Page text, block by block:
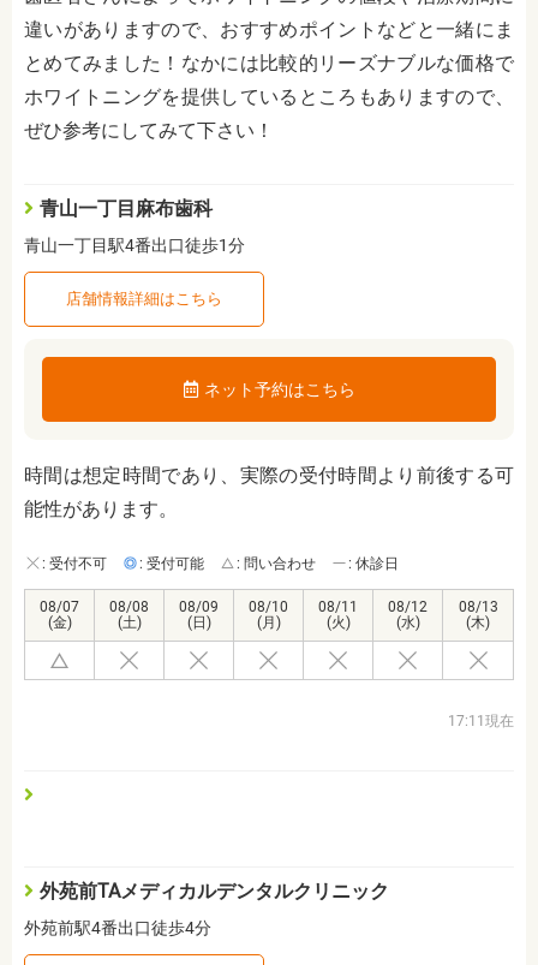
違いがありますので、おすすめポイントなどと一緒にま
とめてみました！なかには比較的リーズナブルな価格で
ホワイトニングを提供しているところもありますので、
ぜひ参考にしてみて下さい！
青山一丁目麻布歯科
青山一丁目駅4番出口徒歩1分
店舗情報詳細はこちら
ネット予約はこちら
時間は想定時間であり、実際の受付時間より前後する可
能性があります。
: 受付不可 : 受付可能 : 問い合わせ : 休診日
08/07
(金)
08/08
(土)
08/09
(日)
08/10
(月)
08/11
(火)
08/12
(水)
08/13
(木)
17:11現在
外苑前TAメディカルデンタルクリニック
外苑前駅4番出口徒歩4分